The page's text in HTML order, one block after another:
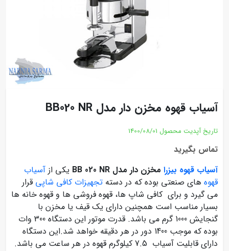
آسیاب قهوه مخزن دار مدل BB020 NR
تاریخ آپدیت محصول 1400/08/01
تماس بگیرید
آسیاب قهوه بیزرا مخزن دار مدل BB 020 NR یکی از آسیاب
قهوه های صنعتی بوده که در دسته تجهیزات کافی شاپی قرار
می گیرد و برای کافی شاپ ها، قهوه فروشی ها و قهوه خانه ها
بسیار مناسب است همچنین دارای یک قیف یا مخزن با
گنجایش 1000 گرم می باشد. قدرت موتور این دستگاه 300 وات
بوده که موجب 1400 دور در هر دقیقه خواهد شد.این دستگاه
دارای قابلیت آسیاب 7.5 کیلوگرم قهوه در هر ساعت می باشد.